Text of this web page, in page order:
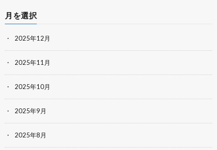
月を選択
2025年12月
2025年11月
2025年10月
2025年9月
2025年8月